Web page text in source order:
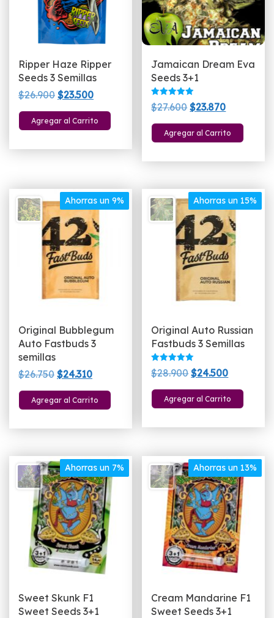
Ripper Haze Ripper
Seeds 3 Semillas
$26.900 El
precio
original
$23.500El
precio
actual
Agregar al Carrito
Jamaican Dream Eva
Seeds 3+1
Valorado
con
de 5
$27.600El
precio
original
$23.870El
precio
actual
Agregar al Carrito
Ahorras un 9%
Original Bubblegum
Auto Fastbuds 3
semillas
$26.750 El
precio
original
$24.310El
precio
actual
Agregar al Carrito
Ahorras un 15%
Original Auto Russian
Fastbuds 3 Semillas
Valorado
con
de 5
$28.900El
precio
original
$24.500El
precio
actual
Agregar al Carrito
Ahorras un 7%
Sweet Skunk F1
Sweet Seeds 3+1
Ahorras un 13%
Cream Mandarine F1
Sweet Seeds 3+1